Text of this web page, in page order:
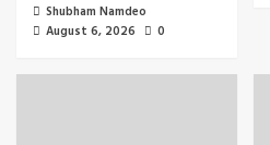
Shubham Namdeo
August 6, 2026
0